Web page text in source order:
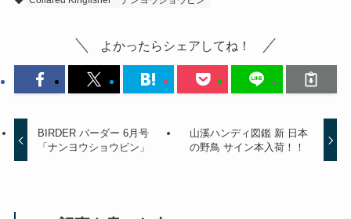
よかったらシェアしてね！
BIRDER バーダー 6月号
「ナンヨウショウビン」
山溪ハンディ図鑑 新 日本
の野鳥 サイン本入荷！！